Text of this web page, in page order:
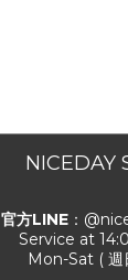
NICEDAY
官方LINE ：
Service at
Mon-Sat ( 週